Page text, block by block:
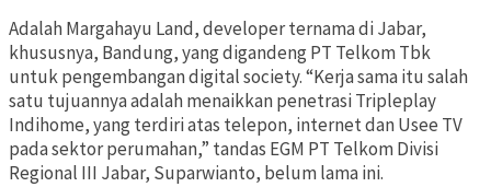
Adalah Margahayu Land, developer ternama di Jabar,
khususnya, Bandung, yang digandeng PT Telkom Tbk
untuk pengembangan digital society. “Kerja sama itu salah
satu tujuannya adalah menaikkan penetrasi Tripleplay
Indihome, yang terdiri atas telepon, internet dan Usee TV
pada sektor perumahan,” tandas EGM PT Telkom Divisi
Regional III Jabar, Suparwianto, belum lama ini.